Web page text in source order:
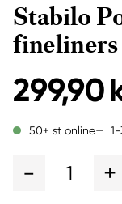
Stabilo
fineliners
299,90
50+ st online
1